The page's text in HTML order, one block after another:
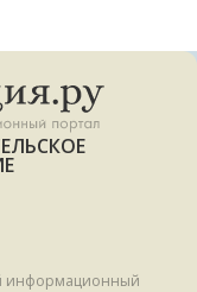
информационный